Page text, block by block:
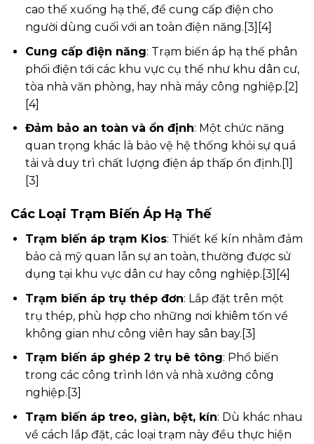
cao thế xuống hạ thế, để cung cấp điện cho
người dùng cuối với an toàn điện năng.[3][4]
Cung cấp điện năng: Trạm biến áp hạ thế phân
phối điện tới các khu vực cụ thể như khu dân cư,
tòa nhà văn phòng, hay nhà máy công nghiệp.[2]
[4]
Đảm bảo an toàn và ổn định: Một chức năng
quan trọng khác là bảo vệ hệ thống khỏi sự quá
tải và duy trì chất lượng điện áp thấp ổn định.[1]
[3]
Các Loại Trạm Biến Áp Hạ Thế
Trạm biến áp trạm Kios: Thiết kế kín nhằm đảm
bảo cả mỹ quan lẫn sự an toàn, thường được sử
dụng tại khu vực dân cư hay công nghiệp.[3][4]
Trạm biến áp trụ thép đơn: Lắp đặt trên một
trụ thép, phù hợp cho những nơi khiêm tốn về
không gian như công viên hay sân bay.[3]
Trạm biến áp ghép 2 trụ bê tông: Phổ biến
trong các công trình lớn và nhà xưởng công
nghiệp.[3]
Trạm biến áp treo, giàn, bệt, kín: Dù khác nhau
về cách lắp đặt, các loại trạm này đều thực hiện